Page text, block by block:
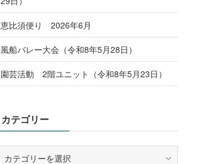
恵比須便り 2026年6月
風船バレー大会（令和8年5月28日）
園芸活動 2階ユニット（令和8年5月23日）
カテゴリー